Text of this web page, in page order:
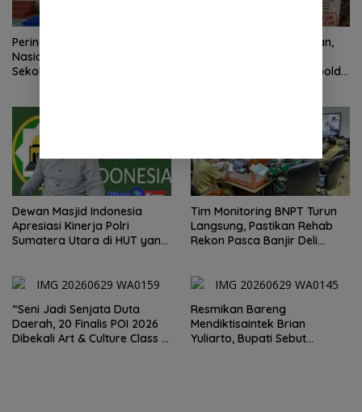
Peringatan Hari Anak
Nasional 2026 di Sejumlah
Sekolah Belum Sesuai
2 Minggu Tanpa Jawaban,
Gelar Aksi Damai Di Mapolda
Hermawan Bersikap Tegas .
Dewan Masjid Indonesia
Apresiasi Kinerja Polri
Sumatera Utara di HUT yang
Tim Monitoring BNPT Turun
Langsung, Pastikan Rehab
Rekon Pasca Banjir Deli
“Seni Jadi Senjata Duta
Daerah, 20 Finalis POI 2026
Dibekali Art & Culture Class di
Resmikan Bareng
Mendiktisaintek Brian
Yuliarto, Bupati Sebut